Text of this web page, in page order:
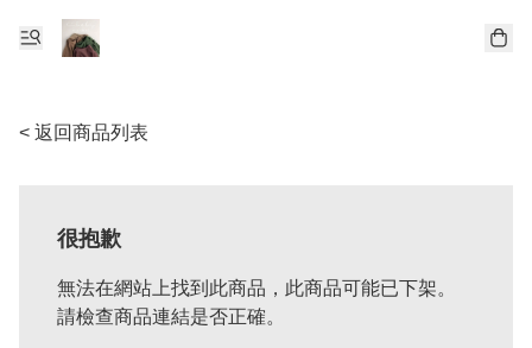
< 返回商品列表
很抱歉
無法在網站上找到此商品，此商品可能已下架。
請檢查商品連結是否正確。